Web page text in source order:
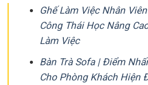
Ghế Làm Việc Nhân
Công Thái Học Nâng
Làm Việc
Bàn Trà Sofa | Điểm
Cho Phòng Khách Hiện